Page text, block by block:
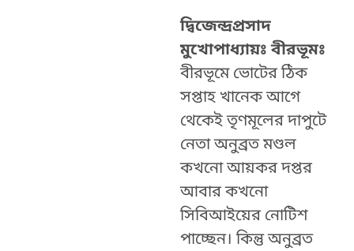
দ্বিজেন্দ্রপ্রসাদ
মুখোপাধ্যায়ঃ বীরভূমঃ
বীরভূমে ভোটের ঠিক
সপ্তাহ খানেক আগে
থেকেই তৃণমূলের দাপুটে
নেতা অনুব্রত মণ্ডল
কখনো আয়কর দপ্তর
আবার কখনো
সিবিআইয়ের নোটিশ
পাচ্ছেন। কিন্তু অনুব্রত